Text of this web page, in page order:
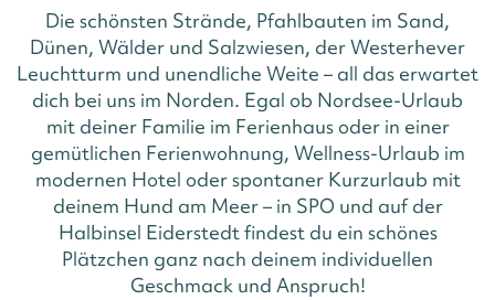
Die schönsten Strände, Pfahlbauten im Sand,
Dünen, Wälder und Salzwiesen, der Westerhever
Leuchtturm und unendliche Weite – all das erwartet
dich bei uns im Norden. Egal ob Nordsee-Urlaub
mit deiner Familie im Ferienhaus oder in einer
gemütlichen Ferienwohnung, Wellness-Urlaub im
modernen Hotel oder spontaner Kurzurlaub mit
deinem Hund am Meer – in SPO und auf der
Halbinsel Eiderstedt findest du ein schönes
Plätzchen ganz nach deinem individuellen
Geschmack und Anspruch!